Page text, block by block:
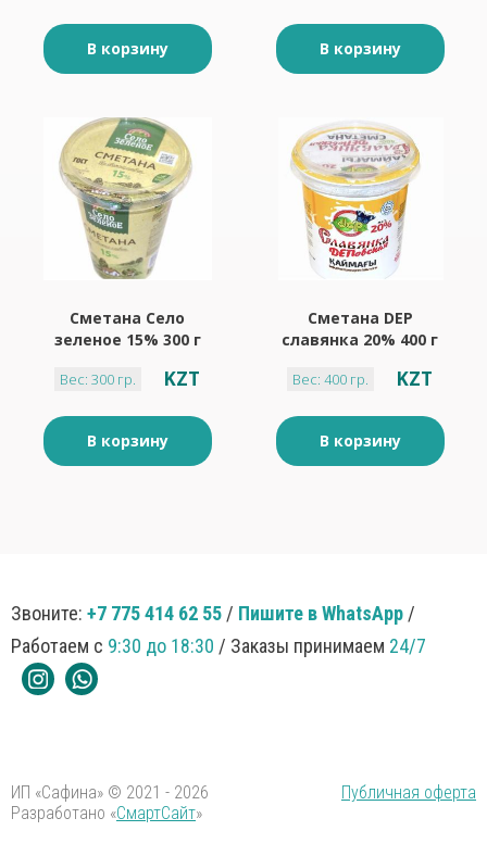
В корзину В корзину
Сметана Село
зеленое 15% 300 г
Вес: 300 гр. KZT
В корзину
Сметана DEP
славянка 20% 400 г
Вес: 400 гр. KZT
В корзину
Звоните: +7 775 414 62 55 / Пишите в WhatsApp /
Работаем с 9:30 до 18:30 / Заказы принимаем 24/7
ИП «Сафина» © 2021 - 2026
Публичная оферта
Разработано «СмартСайт»